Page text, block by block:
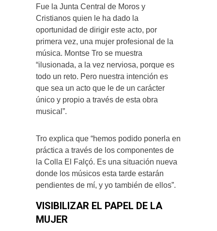
Fue la Junta Central de Moros y
Cristianos quien le ha dado la
oportunidad de dirigir este acto, por
primera vez, una mujer profesional de la
música. Montse Tro se muestra
“ilusionada, a la vez nerviosa, porque es
todo un reto. Pero nuestra intención es
que sea un acto que le de un carácter
único y propio a través de esta obra
musical”.
Tro explica que “hemos podido ponerla en
práctica a través de los componentes de
la Colla El Falçó. Es una situación nueva
donde los músicos esta tarde estarán
pendientes de mí, y yo también de ellos”.
VISIBILIZAR EL PAPEL DE LA
MUJER